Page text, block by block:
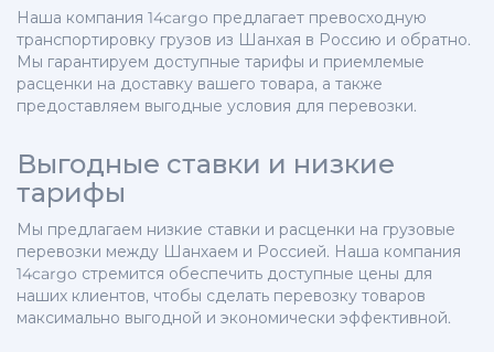
Наша компания 14cargo предлагает превосходную
транспортировку грузов из Шанхая в Россию и обратно.
Мы гарантируем доступные тарифы и приемлемые
расценки на доставку вашего товара, а также
предоставляем выгодные условия для перевозки.
Выгодные ставки и низкие
тарифы
Мы предлагаем низкие ставки и расценки на грузовые
перевозки между Шанхаем и Россией. Наша компания
14cargo стремится обеспечить доступные цены для
наших клиентов, чтобы сделать перевозку товаров
максимально выгодной и экономически эффективной.